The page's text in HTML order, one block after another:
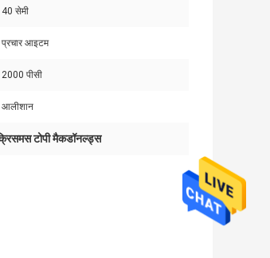
40 सेमी
प्रचार आइटम
2000 पीसी
आलीशान
टोपी मैकडॉनल्ड्स